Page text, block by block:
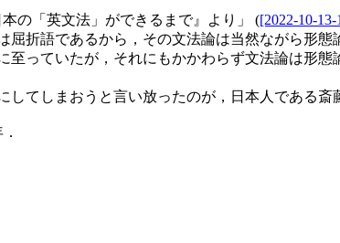
の「英文法」ができるまで』より」 ([2022-10-13-
折語であるから，その文法論は当然ながら形
っていたが，それにもかかわらず文法論は形
てしまおうと言い放ったのが，日本人である斎